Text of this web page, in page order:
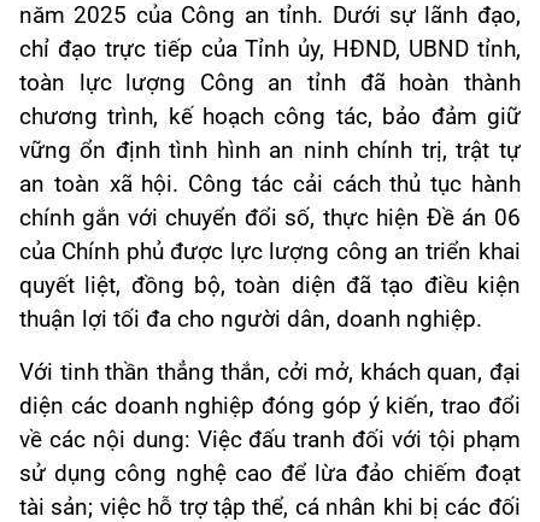
năm 2025 của Công an tỉnh. Dưới sự lãnh đạo,
chỉ đạo trực tiếp của Tỉnh ủy, HĐND, UBND tỉnh,
toàn lực lượng Công an tỉnh đã hoàn thành
chương trình, kế hoạch công tác, bảo đảm giữ
vững ổn định tình hình an ninh chính trị, trật tự
an toàn xã hội. Công tác cải cách thủ tục hành
chính gắn với chuyển đổi số, thực hiện Đề án 06
của Chính phủ được lực lượng công an triển khai
quyết liệt, đồng bộ, toàn diện đã tạo điều kiện
thuận lợi tối đa cho người dân, doanh nghiệp.
Với tinh thần thẳng thắn, cởi mở, khách quan, đại
diện các doanh nghiệp đóng góp ý kiến, trao đổi
về các nội dung: Việc đấu tranh đối với tội phạm
sử dụng công nghệ cao để lừa đảo chiếm đoạt
tài sản; việc hỗ trợ tập thể, cá nhân khi bị các đối